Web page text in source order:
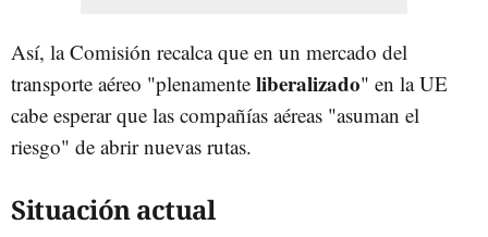
Así, la Comisión recalca que en un mercado del
transporte aéreo "plenamente liberalizado" en la UE
cabe esperar que las compañías aéreas "asuman el
riesgo" de abrir nuevas rutas.
Situación actual